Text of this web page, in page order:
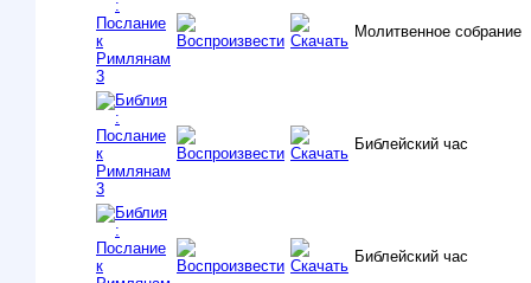
Молитвенное собрание
Библейский час
Библейский час